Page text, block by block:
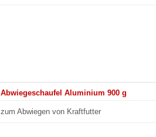
Abwiegeschaufel Aluminium 900 g
zum Abwiegen von Kraftfutter